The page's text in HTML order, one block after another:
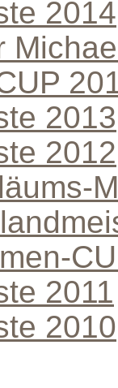
2014
2013
2012
2011
2010